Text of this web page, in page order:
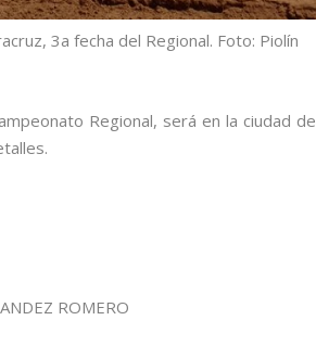
3a fecha del Regional. Foto: Piolín
Regional, será en la ciudad
ROMERO